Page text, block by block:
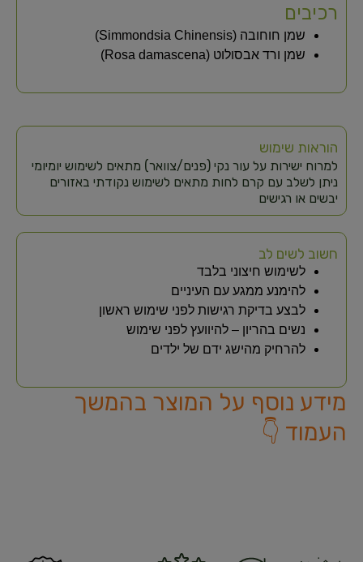
רכיבים
שמן חוחובה (Simmondsia Chinensis)
שמן ורד אבסולוט (Rosa damascena)
הוראות שימוש
למרוח ישירות על עור נקי (פנים/צוואר) מתאים לשימוש יומיומי
ניתן לשלב עם קרם לחות מתאים לשימוש נקודתי באזורים
יבשים או רגישים
חשוב לשים לב
לשימוש חיצוני בלבד
להימנע ממגע עם העיניים
לבצע בדיקת רגישות לפני שימוש ראשון
נשים בהריון – להיוועץ לפני שימוש
להרחיק מהישג ידם של ילדים
מידע נוסף על המוצר בהמשך
העמוד 👇